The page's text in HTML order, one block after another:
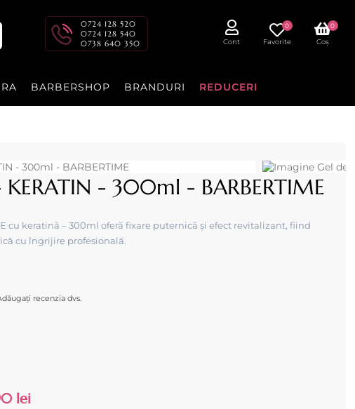
0724 128 520
0724 128 540
0738 640 350
Cont Favorite
0
Coș
0
BARBERSHOP BRANDURI REDUCERI
- 300ml - BARBERTIME
cu keratină – 300ml oferă fixare puternică și efect revitalizant, fiind
cu îngrijire profesională.
recenzia dvs.
lei